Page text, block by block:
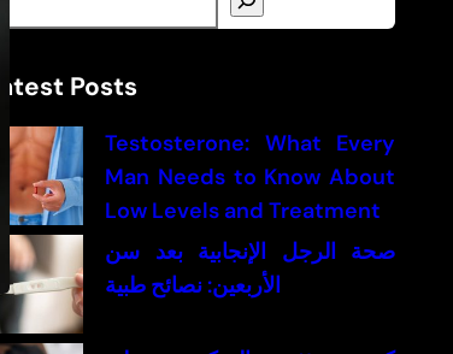
Latest Posts
Testosterone: What Every
Man Needs to Know About
Low Levels and Treatment
صحة الرجل الإنجابية بعد سن
الأربعين: نصائح طبية